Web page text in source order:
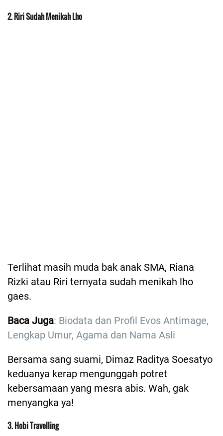
2. Riri Sudah Menikah Lho
Terlihat masih muda bak anak SMA, Riana
Rizki atau Riri ternyata sudah menikah lho
gaes.
Baca Juga: Biodata dan Profil Evos Antimage,
Lengkap Umur, Agama dan Nama Asli
Bersama sang suami, Dimaz Raditya Soesatyo
keduanya kerap mengunggah potret
kebersamaan yang mesra abis. Wah, gak
menyangka ya!
3. Hobi Travelling